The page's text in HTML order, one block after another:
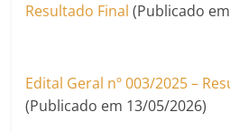
Resultado Final (Publicado
Edital Geral nº 003/2025 –
(Publicado em 13/05/2026)